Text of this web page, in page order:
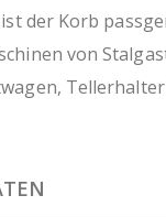
der Korb
von
Tellerhalter